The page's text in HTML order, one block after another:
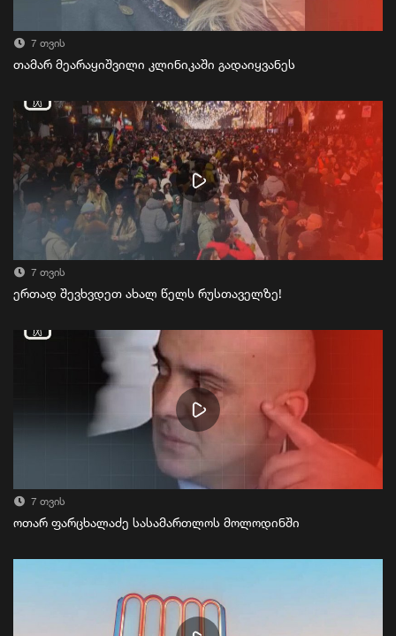
7 თვის
თამარ მეარაყიშვილი კლინიკაში გადაიყვანეს
7 თვის
ერთად შევხვდეთ ახალ წელს რუსთაველზე!
7 თვის
ოთარ ფარცხალაძე სასამართლოს მოლოდინში